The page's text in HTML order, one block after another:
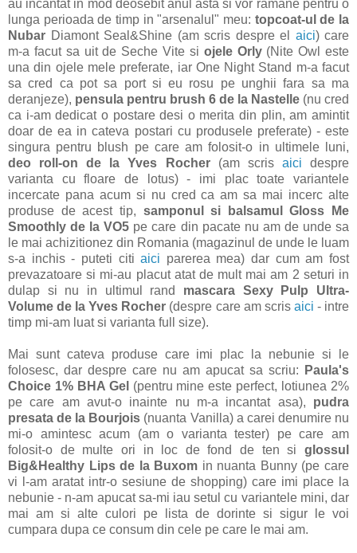
au incantat in mod deosebit anul asta si vor ramane pentru o
lunga perioada de timp in "arsenalul" meu: topcoat-ul de la
Nubar Diamont Seal&Shine (am scris despre el aici) care
m-a facut sa uit de Seche Vite si ojele Orly(Nite Owl este
una din ojele mele preferate, iar One Night Stand m-a facut
sa cred ca pot sa port si eu rosu pe unghii fara sa ma
deranjeze), pensula pentru brush 6 de la Nastelle (nu cred
ca i-am dedicat o postare desi o merita din plin, am amintit
doar de ea in cateva postari cu produsele preferate) - este
singura pentru blush pe care am folosit-o in ultimele luni,
deo roll-on de la Yves Rocher(am scris aici despre
varianta cu floare de lotus) - imi plac toate variantele
incercate pana acum si nu cred ca am sa mai incerc alte
produse de acest tip, samponul si balsamul Gloss Me
Smoothly de la VO5 pe care din pacate nu am de unde sa
le mai achizitionez din Romania (magazinul de unde le luam
s-a inchis - puteti citiaici parerea mea) dar cum am fost
prevazatoare si mi-au placut atat de mult mai am 2 seturi in
dulap si nu in ultimul rand mascara Sexy Pulp Ultra-
Volume de la Yves Rocher (despre care am scris aici - intre
timp mi-am luat si varianta full size).
Mai sunt cateva produse care imi plac la nebunie si le
folosesc, dar despre care nu am apucat sa scriu:
Paula's
Choice 1% BHA Gel (pentru mine este perfect, lotiunea 2%
pe care am avut-o inainte nu m-a incantat asa), pudra
presata de la Bourjois (nuanta Vanilla) a carei denumire nu
mi-o amintesc acum (am o varianta tester) pe care am
folosit-o de multe ori in loc de fond de ten si glossul
Big&Healthy Lips de la Buxom in nuanta Bunny (pe care
vi l-am aratat intr-o sesiune de shopping) care imi place la
nebunie - n-am apucat sa-mi iau setul cu variantele mini, dar
mai am si alte culori pe lista de dorinte si sigur le voi
cumpara dupa ce consum din cele pe care le mai am.